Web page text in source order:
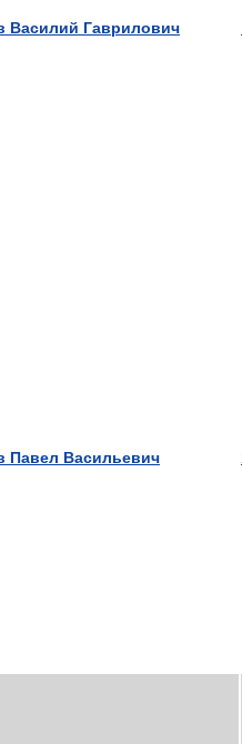
Василий Гаврилович
Павел Васильевич